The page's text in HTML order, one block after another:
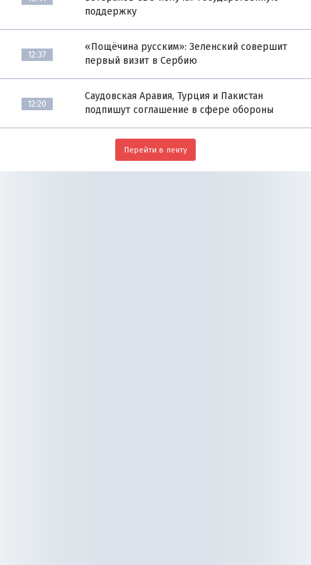
поддержку
12:37
«Пощёчина русским»: Зеленский совершит
первый визит в Сербию
12:20
Саудовская Аравия, Турция и Пакистан
подпишут соглашение в сфере обороны
Перейти в ленту